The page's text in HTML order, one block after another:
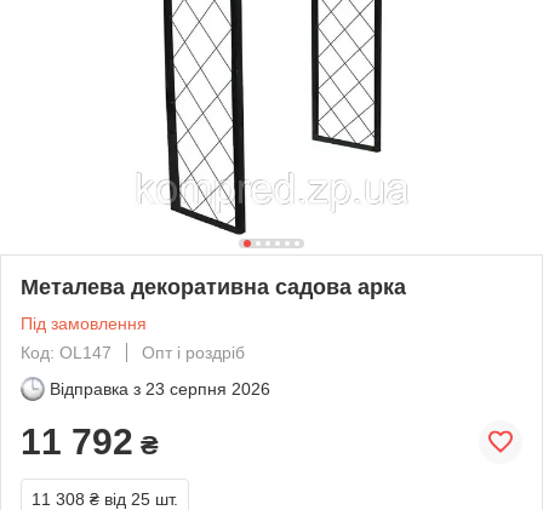
Металева декоративна садова арка
Під замовлення
Код: OL147
Опт і роздріб
Відправка з 23 серпня 2026
11 792 ₴
11 308 ₴ від 25 шт.